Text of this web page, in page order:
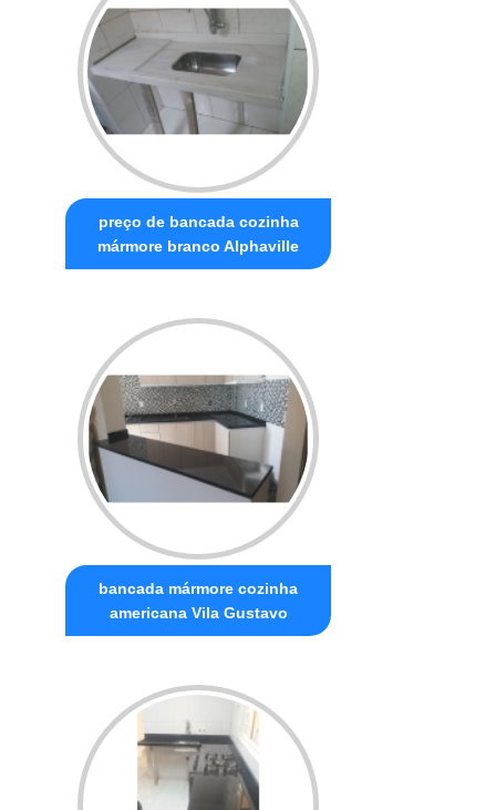
preço de bancada cozinha
mármore branco Alphaville
bancada mármore cozinha
americana Vila Gustavo